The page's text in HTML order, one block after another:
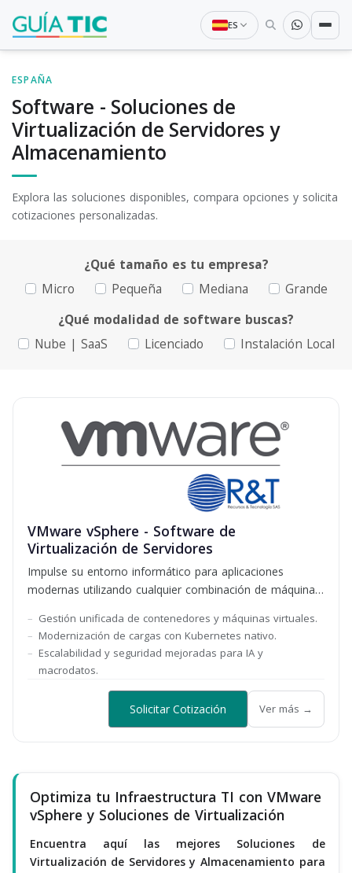
ES
ESPAÑA
Software - Soluciones de
Virtualización de Servidores y
Almacenamiento
Explora las soluciones disponibles, compara opciones y solicita
cotizaciones personalizadas.
¿Qué tamaño es tu empresa?
Micro
Pequeña Mediana
Grande
¿Qué modalidad de software buscas?
Nube | SaaS
Licenciado Instalación Local
VMware vSphere - Software de
Virtualización de Servidores
Impulse su entorno informático para aplicaciones
modernas utilizando cualquier combinación de máquinas
vSphere
Gestión unificada de contenedores y máquinas virtuales.
Modernización de cargas con Kubernetes nativo.
Escalabilidad y seguridad mejoradas para IA y
macrodatos.
Solicitar Cotización Ver más →
Optimiza tu Infraestructura TI con VMware
vSphere y Soluciones de Virtualización
Encuentra aquí las mejores Soluciones de
Virtualización de Servidores y Almacenamiento para